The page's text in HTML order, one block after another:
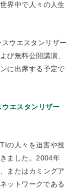
界中で人々の人生
ウエスタンリザー
び無料公開講演、
に出席する予定で
ウエスタンリザー
の人々を迫害や投
ました。2004年
またはカミングア
ットワークである